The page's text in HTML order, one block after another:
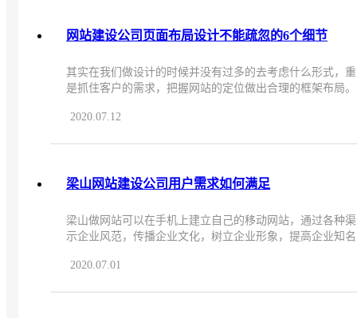
网站建设公司页面布局设计不能疏忽的6个细节
其实在我们做设计的时候并没有过多的去考虑什么形式，
是抓住客户的需求，把握网站的定位做出合理的框架布局。
2020.07.12
梁山网站建设公司用户需求如何满足
梁山做网站可以在手机上建立自己的移动网站，通过各种
示企业风范，传播企业文化，树立企业形象，提高企业知
2020.07.01